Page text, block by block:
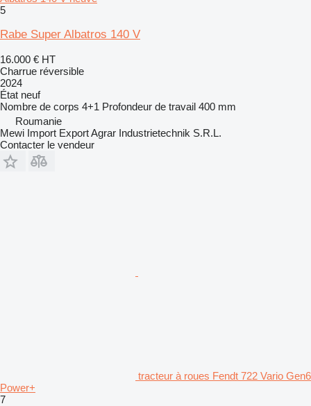
5
Rabe Super Albatros 140 V
16.000 € HT
Charrue réversible
2024
État neuf
Nombre de corps 4+1 Profondeur de travail 400 mm
Roumanie
Mewi Import Export Agrar Industrietechnik S.R.L.
Contacter le vendeur
tracteur à roues Fendt 722 Vario Gen6
Power+
7